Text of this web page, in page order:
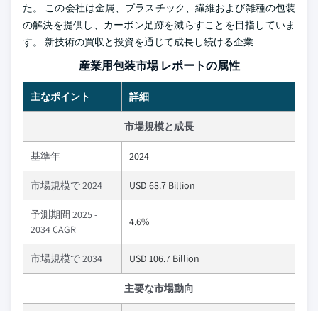
た。 この会社は金属、プラスチック、繊維および雑種の包装
の解決を提供し、カーボン足跡を減らすことを目指していま
す。 新技術の買収と投資を通じて成長し続ける企業
産業用包装市場 レポートの属性
主なポイント 詳細
市場規模と成長
基準年 2024
市場規模で 2024 USD 68.7 Billion
予測期間 2025 -
2034 CAGR
4.6%
市場規模で 2034 USD 106.7 Billion
主要な市場動向